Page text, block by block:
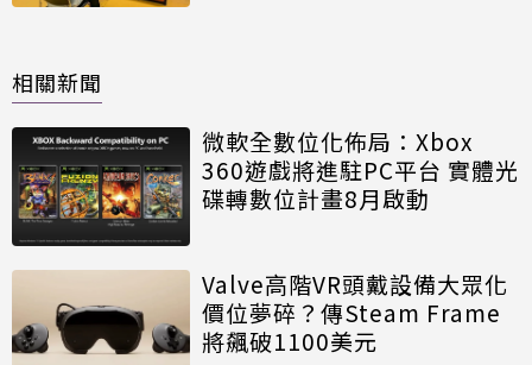
相關新聞
微軟全數位化佈局：Xbox
360遊戲將進駐PC平台 實體光
碟轉數位計畫8月啟動
Valve高階VR頭戴設備大眾化
價位夢碎？傳Steam Frame
將飆破1100美元